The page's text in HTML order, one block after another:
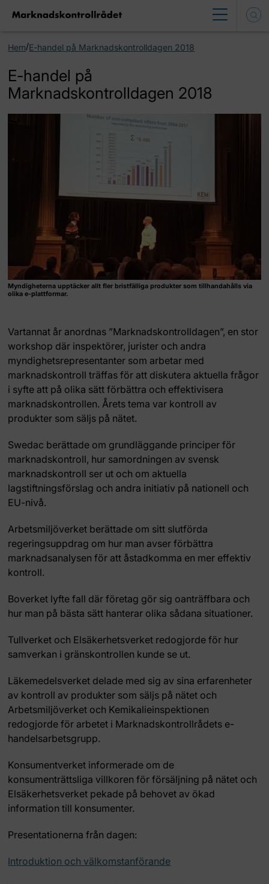
Hem/E-handel på Marknadskontrolldagen 2018
E-handel på
Marknadskontrolldagen 2018
Myndigheterna upptäcker allt fler bristfälliga produkter som tillhandahålls via
olika e-plattformar.
Vartannat år anordnas ”Marknadskontrolldagen”, en stor
workshop där inspektörer, jurister och andra
myndighetsrepresentanter som arbetar med
marknadskontroll träffas för att diskutera aktuella frågor
i syfte att på olika sätt förbättra och effektivisera
marknadskontrollen. Årets tema var kontroll av
produkter som säljs på nätet.
Swedac berättade om grundläggande principer för
marknadskontroll, hur samordningen av svensk
marknadskontroll ser ut och om aktuella
lagstiftningsförslag och andra initiativ på nationell och
EU-nivå.
Arbetsmiljöverket berättade om sitt slutförda
regeringsuppdrag om hur man avser förbättra
marknadsanalysen för att åstadkomma en mer effektiv
kontroll.
Boverket lyfte fall där företag gör sig oanträffbara och
hur man på bästa sätt hanterar olika sådana situationer.
Tullverket och Elsäkerhetsverket redogjorde för hur
samverkan i gränskontrollen kunde se ut.
Läkemedelsverket delade med sig av sina erfarenheter
av kontroll av produkter som säljs på nätet och
Arbetsmiljöverket och Kemikalieinspektionen
redogjorde för arbetet i Marknadskontrollrådets e-
handelsarbetsgrupp.
Konsumentverket informerade om de
konsumenträttsliga villkoren för försäljning på nätet och
Elsäkerhetsverket pekade på behovet av ökad
information till konsumenter.
Presentationerna från dagen:
Introduktion och välkomstanförande